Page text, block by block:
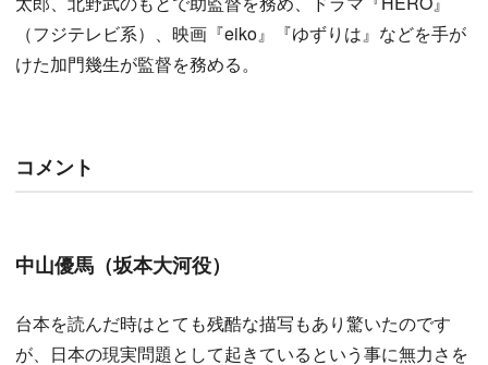
（フジテレビ系）、映画『eiko』『ゆずりは』などを手が
けた加門幾生が監督を務める。
コメント
中山優馬（坂本大河役）
台本を読んだ時はとても残酷な描写もあり驚いたのです
が、日本の現実問題として起きているという事に無力さを